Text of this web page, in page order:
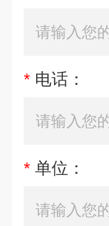
* 电话：
* 单位：